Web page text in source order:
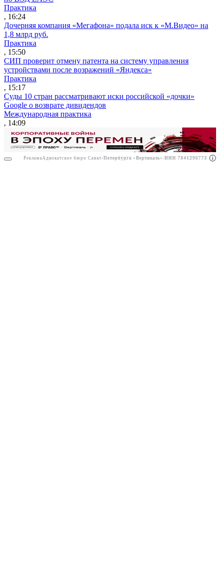
РекламаООО "Право.ру" ИНН: 7704835288
Практика
, 16:24
Дочерняя компания «Мегафона» подала иск к «М.Видео» на
1,8 млрд руб.
Практика
, 15:50
СИП проверит отмену патента на систему управления
устройствами после возражений «Яндекса»
Практика
, 15:17
Суды 10 стран рассматривают иски российской «дочки»
Google о возврате дивидендов
Международная практика
, 14:09
Реклама Адвокатское бюро Санкт-Петербурга «Вертикаль» ИНН 7841290773